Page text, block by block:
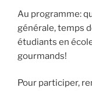
Au programme:
générale, temps
étudiants en
gourmands!
Pour participer,